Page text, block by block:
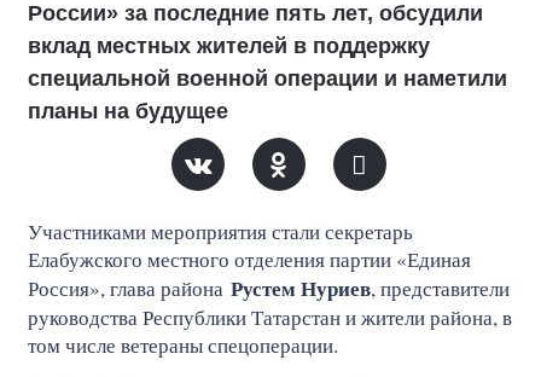
России» за последние пять лет, обсудили
вклад местных жителей в поддержку
специальной военной операции и наметили
планы на будущее
Участниками мероприятия стали секретарь
Елабужского местного отделения партии «Единая
Россия», глава района Рустем Нуриев, представители
руководства Республики Татарстан и жители района, в
том числе ветераны спецоперации.